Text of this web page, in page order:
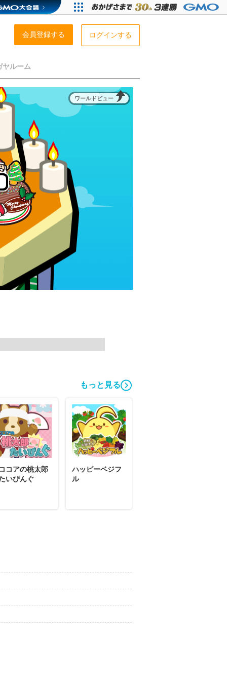
会員登録する ログインする
ヤルーム
ワールドビュー
もっと見る
コアの桃太郎
いぴんぐ
ハッピーベジフ
ル